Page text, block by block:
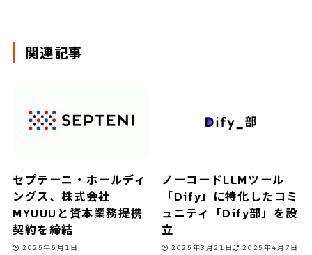
関連記事
セプテーニ・ホールディ
ングス、株式会社
MYUUUと資本業務提携
契約を締結
2025年5月1日
ノーコードLLMツール
「Dify」に特化したコミ
ュニティ「Dify部」を設
立
2025年3月21日 2025年4月7日